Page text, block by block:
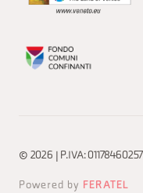
© 2026 | P.IVA: 01178460257
Powered by FERATEL